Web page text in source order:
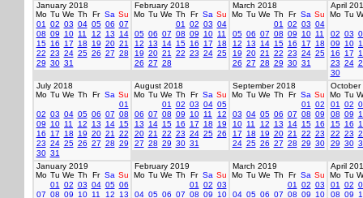
January 2018
Mo Tu We Th Fr Sa Su
01
02 03 04 05 06 07
08 09 10 11 12 13
14
15 16 17 18 19 20 21
22 23 24 25 26 27 28
29 30 31
February 2018
Mo Tu We Th Fr Sa Su
01
02 03 04
05 06 07 08 09 10 11
12
13 14 15 16 17
18
19 20 21 22 23 24 25
26 27 28
March 2018
Mo Tu We Th Fr Sa Su
01
02 03 04
05 06 07 08 09 10 11
12
13 14 15 16 17
18
19 20 21 22 23 24 25
26 27 28 29 30 31
April
Mo Tu
02 03
09
10
16
17
23 24
30
July 2018
Mo Tu We Th Fr Sa Su
01
02 03 04 05 06 07 08
09
10 11 12 13 14 15
16
17 18 19 20 21
22
23 24 25 26 27 28 29
30 31
August 2018
Mo Tu We Th Fr Sa Su
01
02 03 04 05
06 07 08 09 10 11
12
13
14 15 16 17 18
19
20 21 22 23 24 25 26
27 28 29 30 31
September 2018
Mo Tu We Th Fr Sa Su
01
02
03 04 05 06 07 08 09
10 11 12 13 14 15 16
17
18 19 20 21 22 23
24 25 26 27 28 29 30
October
Mo Tu
01
02
08 09
15 16
22 23
29 30
January 2019
Mo Tu We Th Fr Sa Su
01
02 03 04 05 06
07 08 09 10 11 12
13
February 2019
Mo Tu We Th Fr Sa Su
01
02 03
04 05 06 07 08 09
10
March 2019
Mo Tu We Th Fr Sa Su
01
02 03
04 05 06 07 08 09
10
April
Mo Tu
01
02
08 09